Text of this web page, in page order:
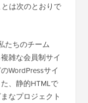
は次のとおりで
たちのチーム
雑な会員制サイ
WordPressサイ
、静的HTMLで
なプロジェクト